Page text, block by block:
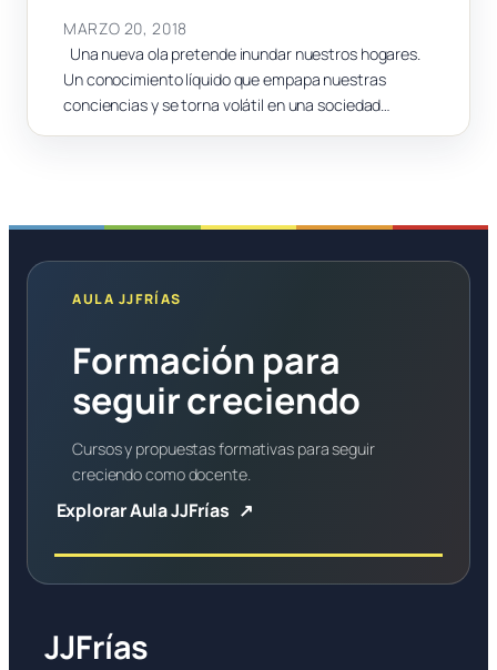
MARZO 20, 2018
Una nueva ola pretende inundar nuestros hogares.
Un conocimiento líquido que empapa nuestras
conciencias y se torna volátil en una sociedad…
AULA JJFRÍAS
Formación para
seguir creciendo
Cursos y propuestas formativas para seguir
creciendo como docente.
Explorar Aula JJFrías
JJFrías